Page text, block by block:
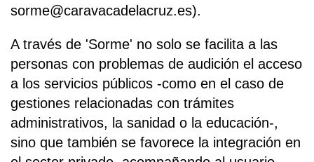
sorme@caravacadelacruz.es).
A través de 'Sorme' no solo se facilita a las
personas con problemas de audición el acceso
a los servicios públicos -como en el caso de
gestiones relacionadas con trámites
administrativos, la sanidad o la educación-,
sino que también se favorece la integración en